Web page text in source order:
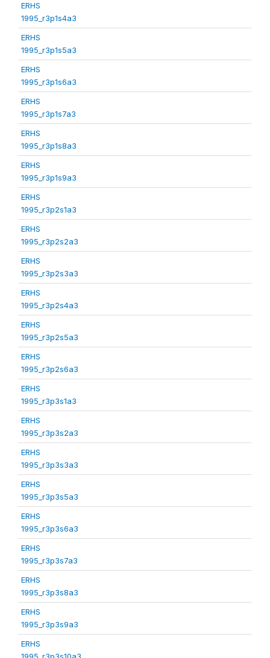
ERHS
1995_r3p1s4a3
ERHS
1995_r3p1s5a3
ERHS
1995_r3p1s6a3
ERHS
1995_r3p1s7a3
ERHS
1995_r3p1s8a3
ERHS
1995_r3p1s9a3
ERHS
1995_r3p2s1a3
ERHS
1995_r3p2s2a3
ERHS
1995_r3p2s3a3
ERHS
1995_r3p2s4a3
ERHS
1995_r3p2s5a3
ERHS
1995_r3p2s6a3
ERHS
1995_r3p3s1a3
ERHS
1995_r3p3s2a3
ERHS
1995_r3p3s3a3
ERHS
1995_r3p3s5a3
ERHS
1995_r3p3s6a3
ERHS
1995_r3p3s7a3
ERHS
1995_r3p3s8a3
ERHS
1995_r3p3s9a3
ERHS
1995_r3p3s10a3